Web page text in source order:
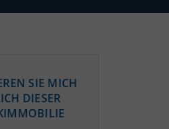
SIE MICH
DIESER